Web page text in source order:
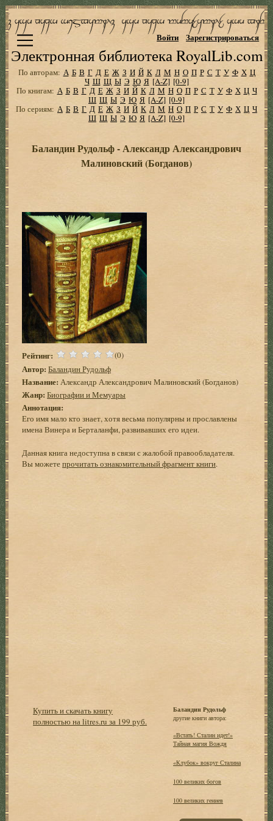
Электронная библиотека RoyalLib.com
Войти Зарегистрироваться
По авторам: А Б В Г Д Е Ж З И Й К Л М Н О П Р С Т У Ф Х Ц
Ч Ш Щ Ы Э Ю Я [A-Z] [0-9]
По книгам: А Б В Г Д Е Ж З И Й К Л М Н О П Р С Т У Ф Х Ц Ч
Ш Щ Ы Э Ю Я [A-Z] [0-9]
По сериям: А Б В Г Д Е Ж З И Й К Л М Н О П Р С Т У Ф Х Ц Ч
Ш Щ Ы Э Ю Я [A-Z] [0-9]
Баландин Рудольф - Александр Александрович
Малиновский (Богданов)
Рейтинг: (0)
Автор: Баландин Рудольф
Название: Александр Александрович Малиновский (Богданов)
Жанр: Биографии и Мемуары
Аннотация:
Его имя мало кто знает, хотя весьма популярны и прославлены
имена Винера и Берталанфи, развивавших его идеи.
Данная книга недоступна в связи с жалобой правообладателя.
Вы можетепрочитать ознакомительный фрагмент книги.
Купить и скачать книгу
полностью на litres.ru за 199 руб.
Баландин Рудольф
другие книги автора:
«Встать! Сталин идет!»
Тайная магия Вождя
«Клубок» вокруг Сталина
100 великих богов
100 великих гениев